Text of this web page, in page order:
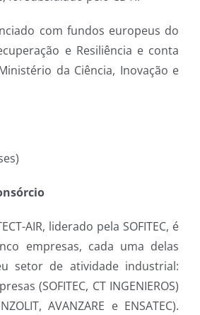
com fundos europeus do
e Resiliência e conta
da Ciência, Inovação e
AIR, liderado pela SOFITEC, é
empresas, cada uma delas
setor de atividade industrial:
(SOFITEC, CT INGENIEROS)
AVANZARE e ENSATEC).